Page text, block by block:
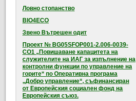
Ловно стопанство
BIO4ECO
Звено Вътрешен одит
Проект № BG05SFOP001-2.006-0039-
CO1 „Повишаване капацитета на
служителите на ИАГ за изпълнение на
контролни функции по управление на
горите“ по Оперативна програма
„Добро управление“, съфинансиран
от Европейския социален фонд на
Европейския съюз.